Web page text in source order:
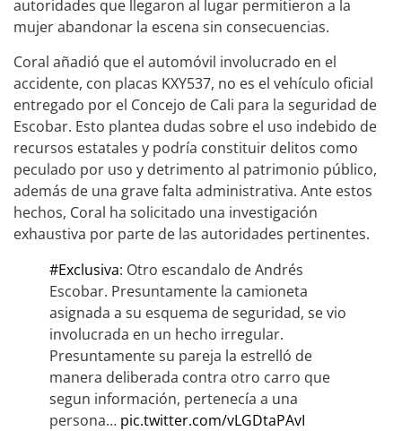
autoridades que llegaron al lugar permitieron a la
mujer abandonar la escena sin consecuencias.
Coral añadió que el automóvil involucrado en el
accidente, con placas KXY537, no es el vehículo oficial
entregado por el Concejo de Cali para la seguridad de
Escobar. Esto plantea dudas sobre el uso indebido de
recursos estatales y podría constituir delitos como
peculado por uso y detrimento al patrimonio público,
además de una grave falta administrativa. Ante estos
hechos, Coral ha solicitado una investigación
exhaustiva por parte de las autoridades pertinentes.
#Exclusiva: Otro escandalo de Andrés
Escobar. Presuntamente la camioneta
asignada a su esquema de seguridad, se vio
involucrada en un hecho irregular.
Presuntamente su pareja la estrelló de
manera deliberada contra otro carro que
segun información, pertenecía a una
persona… pic.twitter.com/vLGDtaPAvI